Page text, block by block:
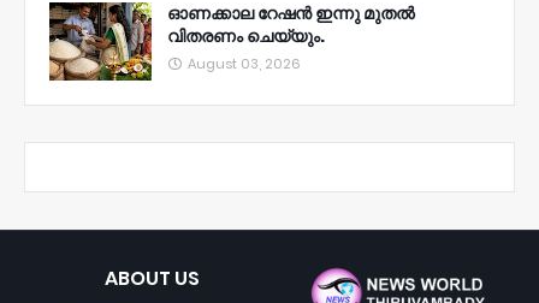
ഓണക്കാല റേഷൻ ഇന്നു മുതല്‍
വിതരണം ചെയ്യും.
August 03, 2026
ABOUT US